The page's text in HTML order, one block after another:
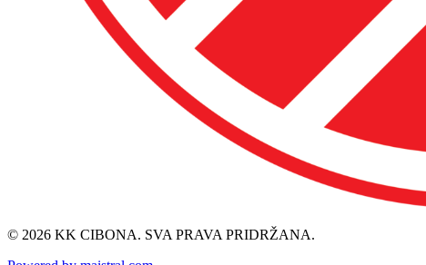
© 2026 KK CIBONA. SVA PRAVA PRIDRŽANA.